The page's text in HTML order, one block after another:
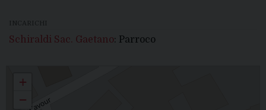
INCARICHI
Schiraldi Sac. Gaetano: Parroco
+
−